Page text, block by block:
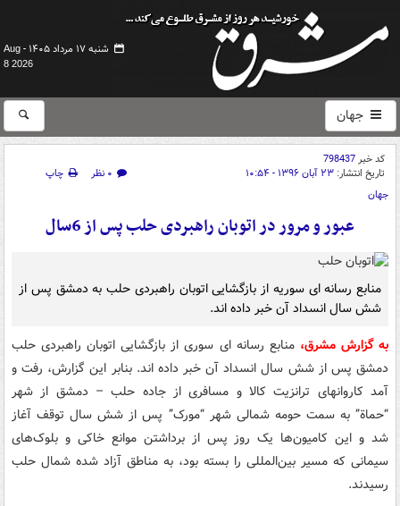
شنبه ۱۷ مرداد ۱۴۰۵ -
Aug
8 2026
جهان
کد خبر798437
تاریخ انتشار: ۲۳ آبان ۱۳۹۶ - ۱۰:۵۴ ۰ نظر
چاپ
جهان
عبور و مرور در اتوبان راهبردی حلب پس از 6سال
منابع رسانه ای سوریه از بازگشایی اتوبان راهبردی حلب به دمشق پس از
شش سال انسداد آن خبر داده اند.
به گزارش مشرق،منابع رسانه ای سوری از بازگشایی اتوبان راهبردی حلب
دمشق پس از شش سال انسداد آن خبر داده اند. بنابر این گزارش، رفت و
آمد کاروانهای ترانزیت کالا و مسافری از جاده حلب – دمشق از شهر
“حماة” به سمت حومه شمالی شهر “مورک” پس از شش سال توقف آغاز
شد و این کامیون‌ها یک روز پس از برداشتن موانع خاکی و بلوک‌های
سیمانی که مسیر بین‌المللی را بسته بود، به مناطق آزاد شده شمال حلب
رسیدند.